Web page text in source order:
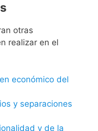
otras
realizar en el
económico del
y separaciones
y de la